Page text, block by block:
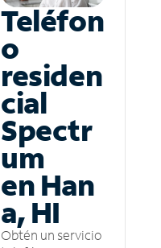
Teléfon
o
residen
cial
Spectr
um
en Han
a, HI
Obtén un servicio